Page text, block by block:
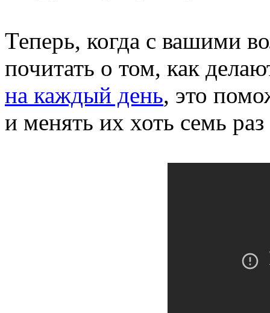
Теперь, когда с вашими
почитать о том, как
на каждый день, это
и менять их хоть семь